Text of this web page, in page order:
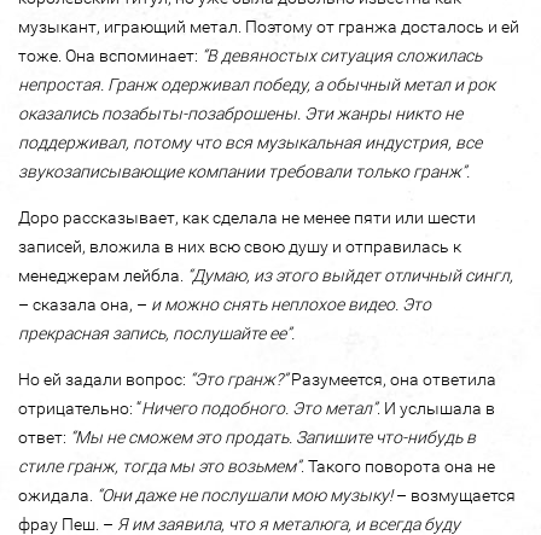
музыкант, играющий метал. Поэтому от гранжа досталось и ей
тоже. Она вспоминает: “В девяностых ситуация сложилась
непростая. Гранж одерживал победу, а обычный метал и рок
оказались позабыты-позаброшены. Эти жанры никто не
поддерживал, потому что вся музыкальная индустрия, все
звукозаписывающие компании требовали только гранж”.
Доро рассказывает, как сделала не менее пяти или шести
записей, вложила в них всю свою душу и отправилась к
менеджерам лейбла. “Думаю, из этого выйдет отличный сингл,
– сказала она, – и можно снять неплохое видео. Это
прекрасная запись, послушайте ее”.
Но ей задали вопрос: “Это гранж?”Разумеется, она ответила
отрицательно: “Ничего подобного. Это метал”. И услышала в
ответ: “Мы не сможем это продать. Запишите что-нибудь в
стиле гранж, тогда мы это возьмем”. Такого поворота она не
ожидала. “Они даже не послушали мою музыку!– возмущается
фрау Пеш. – Я им заявила, что я металюга, и всегда буду